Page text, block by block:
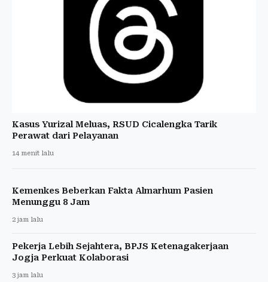
Kasus Yurizal Meluas, RSUD Cicalengka Tarik
Perawat dari Pelayanan
14 menit lalu
Kemenkes Beberkan Fakta Almarhum Pasien
Menunggu 8 Jam
2 jam lalu
Pekerja Lebih Sejahtera, BPJS Ketenagakerjaan
Jogja Perkuat Kolaborasi
3 jam lalu